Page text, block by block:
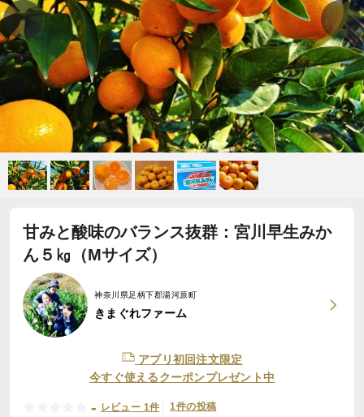
甘みと酸味のバランス抜群：宮川早生みか
ん５㎏（Mサイズ）
神奈川県足柄下郡湯河原町
きまぐれファーム
アプリ初回注文限定
今すぐ使えるクーポンプレゼント中
- レビュー 1件 1件の投稿